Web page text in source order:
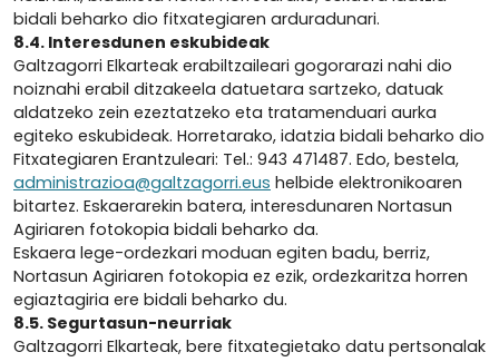
bidali beharko dio fitxategiaren arduradunari.
8.4. Interesdunen eskubideak
Galtzagorri Elkarteak erabiltzaileari gogorarazi nahi dio
noiznahi erabil ditzakeela datuetara sartzeko, datuak
aldatzeko zein ezeztatzeko eta tratamenduari aurka
egiteko eskubideak. Horretarako, idatzia bidali beharko dio
Fitxategiaren Erantzuleari: Tel.: 943 471487. Edo, bestela,
administrazioa@galtzagorri.eus helbide elektronikoaren
bitartez. Eskaerarekin batera, interesdunaren Nortasun
Agiriaren fotokopia bidali beharko da.
Eskaera lege-ordezkari moduan egiten badu, berriz,
Nortasun Agiriaren fotokopia ez ezik, ordezkaritza horren
egiaztagiria ere bidali beharko du.
8.5. Segurtasun-neurriak
Galtzagorri Elkarteak, bere fitxategietako datu pertsonalak